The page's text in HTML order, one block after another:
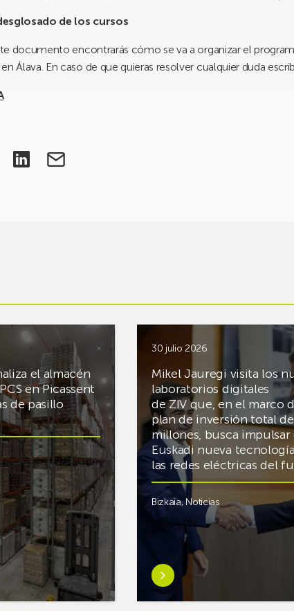
de los cursos
documento encontrarás cómo se va a organizar el
Álava. En caso de que quieras resolver cualquier duda
el almacén
en Picassent
de pasillo
30 julio 2026
Mikel Jauregi visita los
laboratorios digitales
de ZIV que, en el marco
plan de inversión total
millones, busca impulsar
Euskadi nueva
las redes eléctricas del
Bizkaia,Noticias
Saber
más
sobreMikel